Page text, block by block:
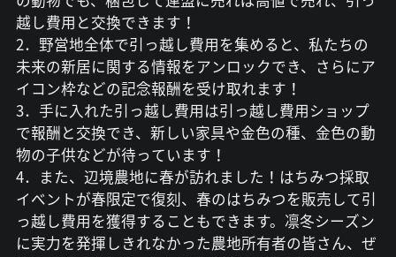
越し費用と交換できます！
2．野営地全体で引っ越し費用を集めると、私たちの
未来の新居に関する情報をアンロックでき、さらにア
イコン枠などの記念報酬を受け取れます！
3．手に入れた引っ越し費用は引っ越し費用ショップ
で報酬と交換でき、新しい家具や金色の種、金色の動
物の子供などが待っています！
4．また、辺境農地に春が訪れました！はちみつ採取
イベントが春限定で復刻、春のはちみつを販売して引
っ越し費用を獲得することもできます。凛冬シーズン
に実力を発揮しきれなかった農地所有者の皆さん、ぜ